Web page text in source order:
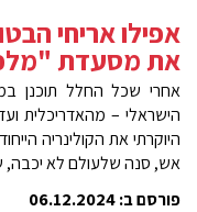
אפילו אריחי
את מסעדת
אחרי שכל החלל תוכנן
הישראלי – מהאדריכלית
היוקרתי את הקולינריה
אש, סנה שלעולם לא יכבה,
פורסם ב: 06.12.2024